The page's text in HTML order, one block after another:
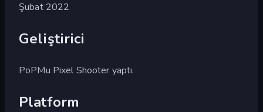
Şubat 2022
Geliştirici
PoPMu Pixel Shooter yaptı.
Platform